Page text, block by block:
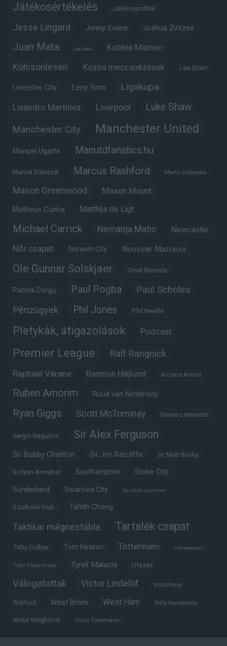
Játékosértékelés Játékosprofilok
Jesse Lingard Jonny Evans Joshua Zirkzee
Juan Mata Karl Darlow Kobbie Mainoo
Kölcsönlesen Közös meccsnézések Lee Grant
Leicester City Leny Yoro Ligakupa
Lisandro Martinez Liverpool Luke Shaw
Manchester City Manchester United
Manuel Ugarte Manutdfanatics.hu
Marcel Sabitzer Marcus Rashford Martin Dubravka
Mason Greenwood Mason Mount
Matheus Cunha Matthijs de Ligt
Michael Carrick Nemanja Matic Newcastle
Női csapat Norwich City Noussair Mazraoui
Ole Gunnar Solskjaer Omar Berrada
Patrick Dorgu Paul Pogba Paul Scholes
Pénzügyek Phil Jones Phil Neville
Pletykák, átigazolások Podcast
Premier League Ralf Rangnick
Raphaël Varane Rasmus Højlund Richard Arnold
Ruben Amorim Ruud van Nistelrooy
Ryan Giggs Scott McTominay Senne Lammens
Sergio Reguilon Sir Alex Ferguson
Sir Bobby Charlton Sir Jim Ratcliffe Sir Matt Busby
Sofyan Amrabat Southampton Stoke City
Sunderland Swansea City Szurkoló szemmel
Szurkolói klub Tahith Chong
Taktikai mágnestábla Tartalék csapat
Toby Collyer Tom Heaton Tottenham Trófeabibliográfia
Tyler Fredericson Tyrell Malacia Utazás
Válogatottak Victor Lindelöf Visszhang
Watford West Brom West Ham Willy Kambwala
Wout Weghorst Youri Tielemans